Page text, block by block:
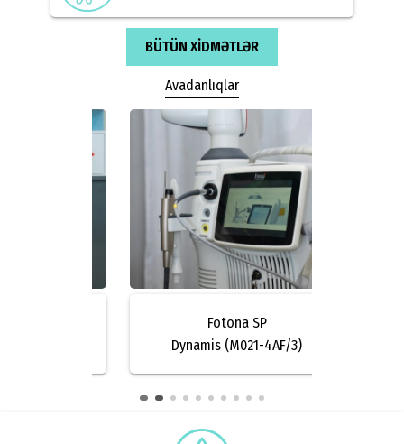
BÜTÜN XIDMƏTLƏR
Avadanlıqlar
Fotona SP
Dynamis (M021-4AF/3)